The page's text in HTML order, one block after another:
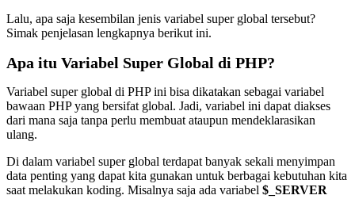
Lalu, apa saja kesembilan jenis variabel super global tersebut?
Simak penjelasan lengkapnya berikut ini.
Apa itu Variabel Super Global di PHP?
Variabel super global di PHP ini bisa dikatakan sebagai variabel
bawaan PHP yang bersifat global. Jadi, variabel ini dapat diakses
dari mana saja tanpa perlu membuat ataupun mendeklarasikan
ulang.
Di dalam variabel super global terdapat banyak sekali menyimpan
data penting yang dapat kita gunakan untuk berbagai kebutuhan kita
saat melakukan koding. Misalnya saja ada variabel $_SERVER